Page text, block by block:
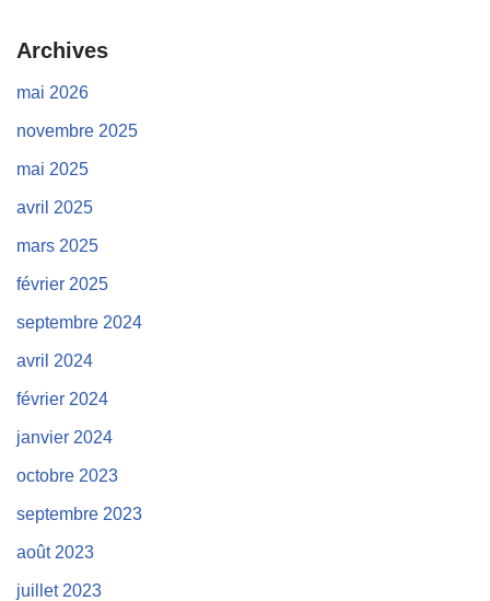
Archives
mai 2026
novembre 2025
mai 2025
avril 2025
mars 2025
février 2025
septembre 2024
avril 2024
février 2024
janvier 2024
octobre 2023
septembre 2023
août 2023
juillet 2023